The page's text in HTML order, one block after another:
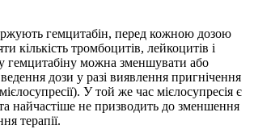
гемцитабін, перед кожною дозою
кількість тромбоцитів, лейкоцитів і
гемцитабіну можна зменшувати або
дози у разі виявлення пригнічення
У той же час мієлосупресія є
найчастіше не призводить до зменшення
терапії.